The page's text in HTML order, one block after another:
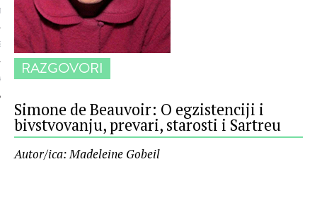
RAZGOVORI
Simone de Beauvoir: O egzistenciji i
bivstvovanju, prevari, starosti i Sartreu
Autor/ica: Madeleine Gobeil